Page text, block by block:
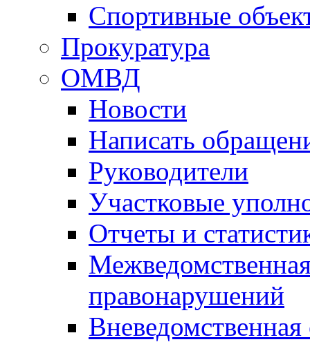
Спортивные
Прокуратура
ОМВД
Новости
Написать
Руководители
Участковые
Отчеты и
правонарушений
Вневедомственная